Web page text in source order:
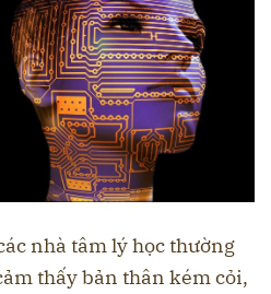
nhà tâm lý học thường
thấy bản thân kém cỏi,